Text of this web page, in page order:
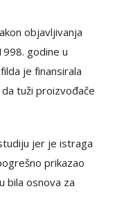
objavljivanja
godine u
je finansirala
tuži proizvođače
jer je istraga
prikazao
bila osnova za